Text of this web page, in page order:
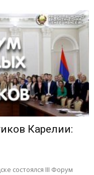
Карелии:
состоялся III Форум